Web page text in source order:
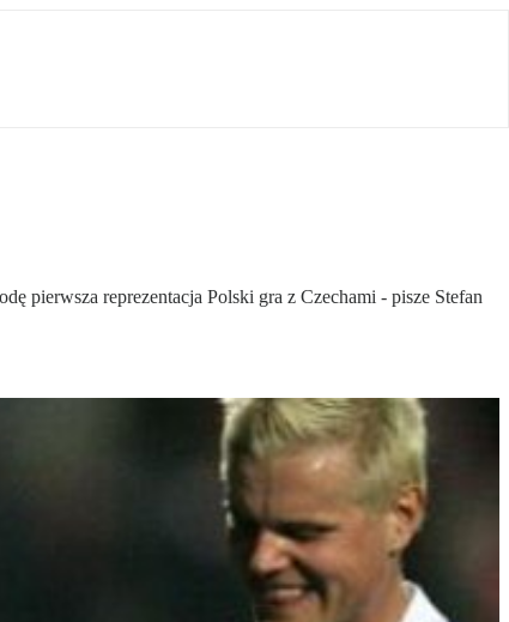
pierwsza reprezentacja Polski gra z Czechami - pisze Stefan